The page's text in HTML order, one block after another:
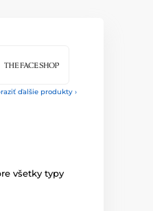
ďalšie produkty ›
všetky typy